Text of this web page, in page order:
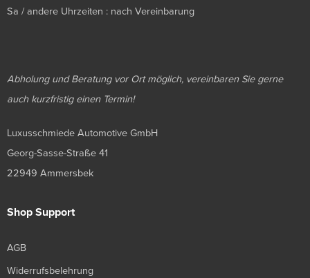
Sa / andere Uhrzeiten : nach Vereinbarung
Abholung und Beratung vor Ort möglich, vereinbaren Sie gerne
auch kurzfristig einen Termin!
Luxusschmiede Automotive GmbH
Georg-Sasse-Straße 41
22949 Ammersbek
Shop Support
AGB
Widerrufsbelehrung